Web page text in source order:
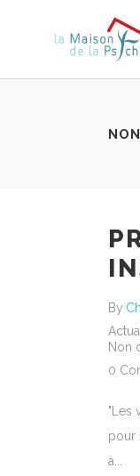
By
Non
0
"Les
pour
à